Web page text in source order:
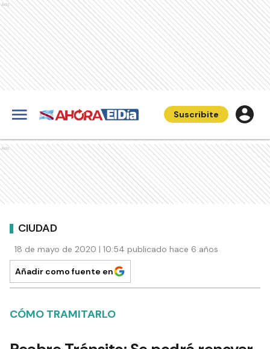
Ads
Suscribite
Ads
CIUDAD
18 de mayo de 2020 | 10:54 publicado hace 6 años
Añadir como fuente en
CÓMO TRAMITARLO